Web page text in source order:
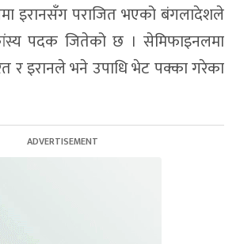
इरानसँग पराजित भएको बंगलादेशले
पदक जितेको छ । सेमिफाइनलमा
र इरानले भने उपाधि भेट पक्का गरेका